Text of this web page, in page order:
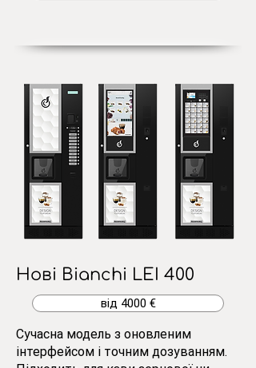
Нові Bianchi LEI 400
від 4000 €
Сучасна модель з оновленим
інтерфейсом і точним дозуванням.